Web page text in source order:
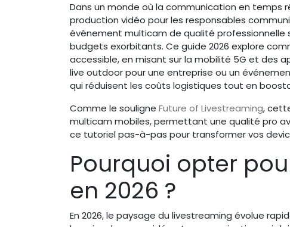
Dans un monde où la communication en temps
production vidéo pour les responsables
événement multicam de qualité professionnelle
budgets exorbitants. Ce guide 2026 explore
accessible, en misant sur la mobilité 5G et des
live outdoor pour une entreprise ou un
qui réduisent les coûts logistiques tout en
Comme le souligne Future of Livestreaming,
multicam mobiles, permettant une qualité pro
ce tutoriel pas-à-pas pour transformer vos
Pourquoi opter
en 2026 ?
En 2026, le paysage du livestreaming évolue